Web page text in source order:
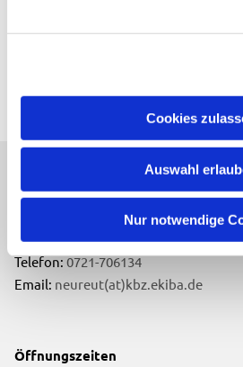
Cookies
Auswahl
Nur notwendige
Evangelische Kirchengemeinde
Neureuter Hauptstraße 260
76149 Karlsruhe
Telefon:0721-706134
Email: neureut(at)kbz.ekiba.de
Öffnungszeiten